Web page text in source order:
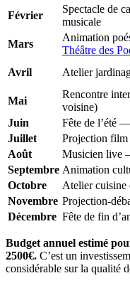
Février
Spectacle de
musicale
Mars
Animation
Théâtre des
Avril Atelier
Mai
Rencontre
voisine)
Juin
Fête de l’été
Juillet
Projection
Août
Musicien live
Septembre Animation
Octobre
Atelier cuisine
Novembre Projection-
Décembre Fête de fin
Budget annuel estimé
2500€. C’est un
considérable sur la qualité